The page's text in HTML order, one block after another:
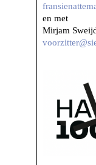
en met
Mirjam